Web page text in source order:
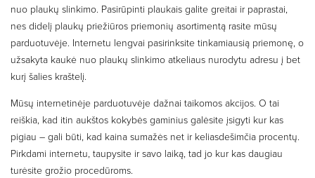
nuo plaukų slinkimo. Pasirūpinti plaukais galite greitai ir paprastai,
nes didelį plaukų priežiūros priemonių asortimentą rasite mūsų
parduotuvėje. Internetu lengvai pasirinksite tinkamiausią priemonę, o
užsakyta kaukė nuo plaukų slinkimo atkeliaus nurodytu adresu į bet
kurį šalies kraštelį.
Mūsų internetinėje parduotuvėje dažnai taikomos akcijos. O tai
reiškia, kad itin aukštos kokybės gaminius galėsite įsigyti kur kas
pigiau – gali būti, kad kaina sumažės net ir keliasdešimčia procentų.
Pirkdami internetu, taupysite ir savo laiką, tad jo kur kas daugiau
turėsite grožio procedūroms.